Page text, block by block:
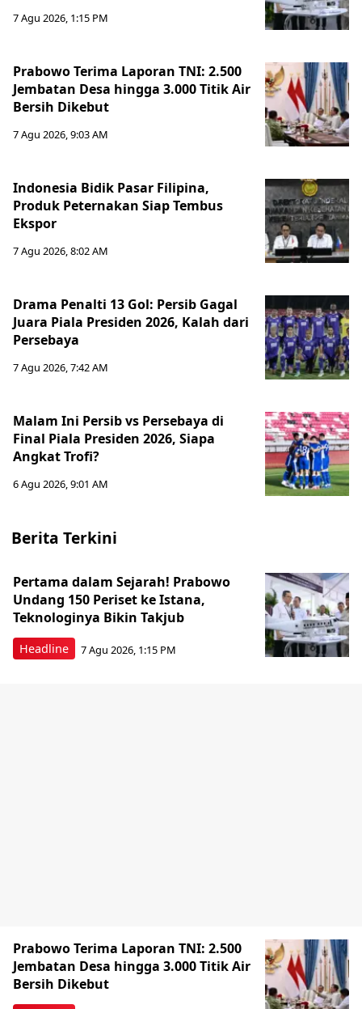
7 Agu 2026, 1:15 PM
Prabowo Terima Laporan TNI: 2.500
Jembatan Desa hingga 3.000 Titik Air
Bersih Dikebut
7 Agu 2026, 9:03 AM
Indonesia Bidik Pasar Filipina,
Produk Peternakan Siap Tembus
Ekspor
7 Agu 2026, 8:02 AM
Drama Penalti 13 Gol: Persib Gagal
Juara Piala Presiden 2026, Kalah dari
Persebaya
7 Agu 2026, 7:42 AM
Malam Ini Persib vs Persebaya di
Final Piala Presiden 2026, Siapa
Angkat Trofi?
6 Agu 2026, 9:01 AM
Berita Terkini
Headline
Pertama dalam Sejarah! Prabowo
Undang 150 Periset ke Istana,
Teknologinya Bikin Takjub
7 Agu 2026, 1:15 PM
Prabowo Terima Laporan TNI: 2.500
Jembatan Desa hingga 3.000 Titik Air
Bersih Dikebut